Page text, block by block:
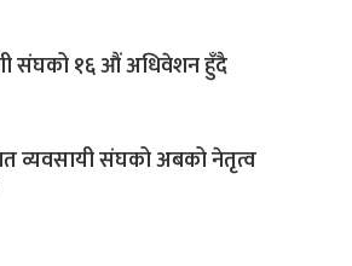
संघको १६ औं अधिवेशन हुँदै
व्यवसायी संघको अबको नेतृत्व